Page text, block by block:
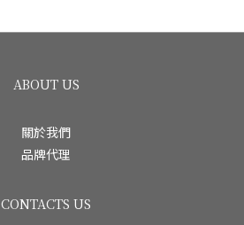
ABOUT US
關於我們
品牌代理
CONTACTS US